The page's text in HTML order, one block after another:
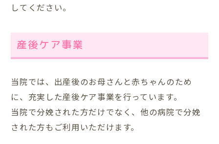
してください。
産後ケア事業
当院では、出産後のお母さんと赤ちゃんのため
に、充実した産後ケア事業を行っています。
当院で分娩された方だけでなく、他の病院で分娩
された方もご利用いただけます。